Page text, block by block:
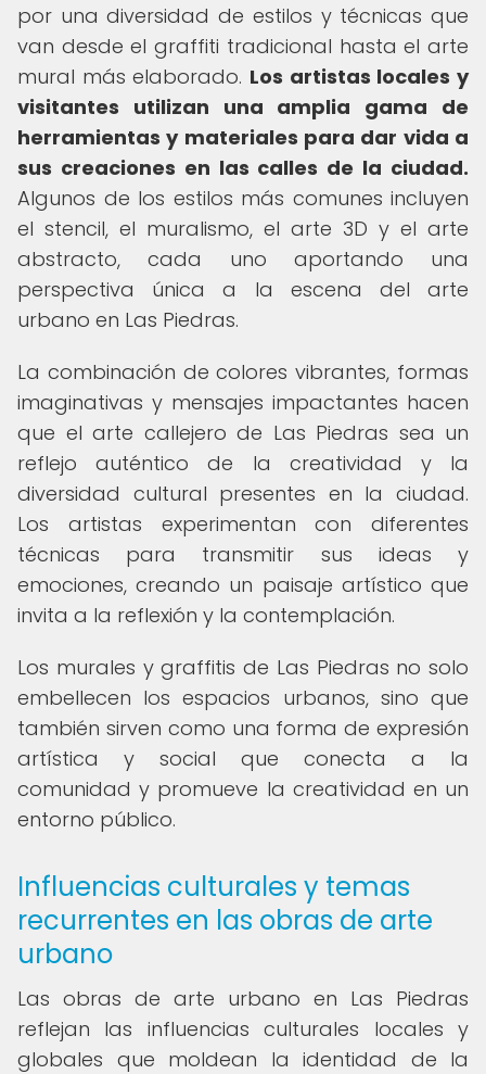
por una diversidad de estilos y técnicas que
van desde el graffiti tradicional hasta el arte
mural más elaborado. Los artistas locales y
visitantes utilizan una amplia gama de
herramientas y materiales para dar vida a
sus creaciones en las calles de la ciudad.
Algunos de los estilos más comunes incluyen
el stencil, el muralismo, el arte 3D y el arte
abstracto, cada uno aportando una
perspectiva única a la escena del arte
urbano en Las Piedras.
La combinación de colores vibrantes, formas
imaginativas y mensajes impactantes hacen
que el arte callejero de Las Piedras sea un
reflejo auténtico de la creatividad y la
diversidad cultural presentes en la ciudad.
Los artistas experimentan con diferentes
técnicas para transmitir sus ideas y
emociones, creando un paisaje artístico que
invita a la reflexión y la contemplación.
Los murales y graffitis de Las Piedras no solo
embellecen los espacios urbanos, sino que
también sirven como una forma de expresión
artística y social que conecta a la
comunidad y promueve la creatividad en un
entorno público.
Influencias culturales y temas
recurrentes en las obras de arte
urbano
Las obras de arte urbano en Las Piedras
reflejan las influencias culturales locales y
globales que moldean la identidad de la